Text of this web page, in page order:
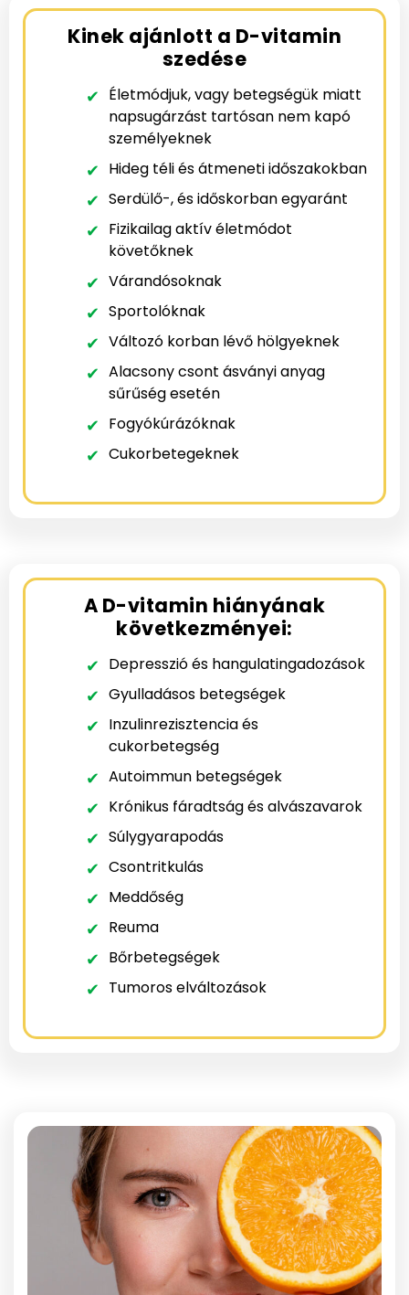
Kinek ajánlott a D-vitamin
szedése
Életmódjuk, vagy betegségük miatt
napsugárzást tartósan nem kapó
személyeknek
Hideg téli és átmeneti időszakokban
Serdülő-, és időskorban egyaránt
Fizikailag aktív életmódot
követőknek
Várandósoknak
Sportolóknak
Változó korban lévő hölgyeknek
Alacsony csont ásványi anyag
sűrűség esetén
Fogyókúrázóknak
Cukorbetegeknek
A D-vitamin hiányának
következményei:
Depresszió és hangulatingadozások
Gyulladásos betegségek
Inzulinrezisztencia és
cukorbetegség
Autoimmun betegségek
Krónikus fáradtság és alvászavarok
Súlygyarapodás
Csontritkulás
Meddőség
Reuma
Bőrbetegségek
Tumoros elváltozások